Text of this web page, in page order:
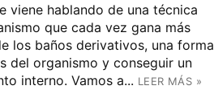
viene hablando de una técnica
que cada vez gana más
los baños derivativos, una forma
del organismo y conseguir un
interno. Vamos a... LEER MÁS »